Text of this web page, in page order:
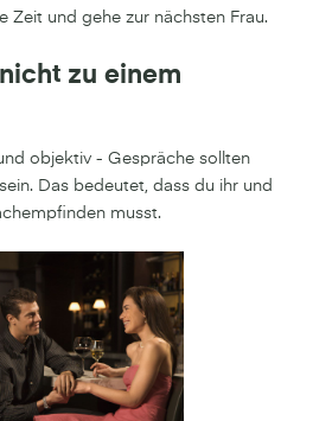
Zeit und gehe zur nächsten Frau.
zu einem
objektiv - Gespräche sollten
Das bedeutet, dass du ihr und
musst.